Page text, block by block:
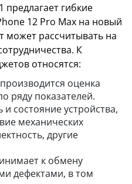
гибкие
12 Pro Max на новый
может рассчитывать на
К
относятся:
оценка
ряду показателей.
состояние устройства,
механических
другие
к обмену
дефектами, в том